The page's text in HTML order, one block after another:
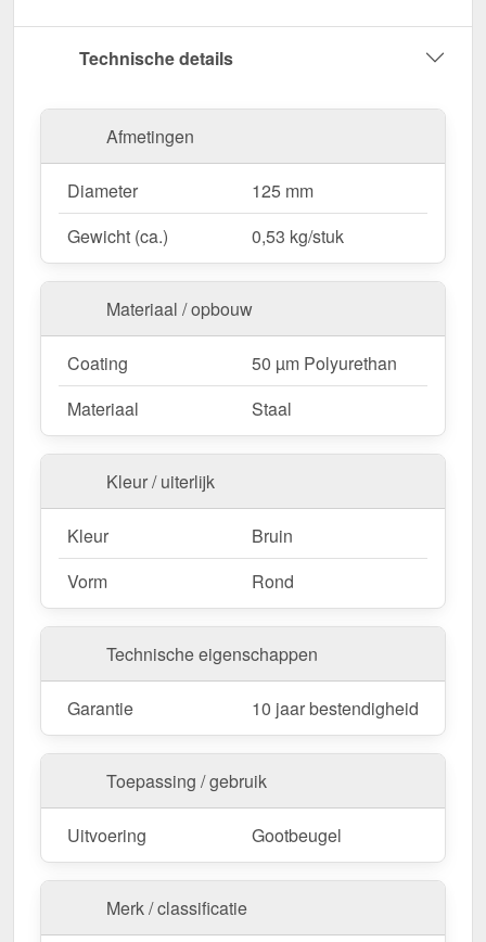
Bestel nu Gootbeugel – Voor een duurzame en
Technische details
Afmetingen
Diameter
125 mm
Gewicht (ca.)
0,53 kg/stuk
Materiaal / opbouw
Coating
50 µm Polyurethan
Materiaal
Staal
Kleur / uiterlijk
Kleur
Bruin
Vorm
Rond
Technische eigenschappen
Garantie 10 jaar bestendigheid
Toepassing / gebruik
Uitvoering Gootbeugel
Merk / classificatie